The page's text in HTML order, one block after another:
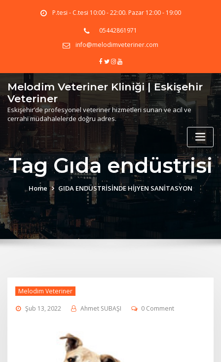
P.tesi - C.tesi 10:00 - 22:00. Pazar 12:00 - 19:00
05442861971
info@melodimveteriner.com
Melodim Veteriner Kliniği | Eskişehir
Veteriner
Eskişehir’de profesyonel veteriner hizmetleri sunan ve acil ve
cerrahi müdahalelerde doğru adres.
Tag Gıda endüstrisi
Home GIDA ENDÜSTRİSİNDE HİJYEN SANİTASYON
Melodim Veteriner
Şub 13, 2022 Ahmet SUBAŞI 0 Comment